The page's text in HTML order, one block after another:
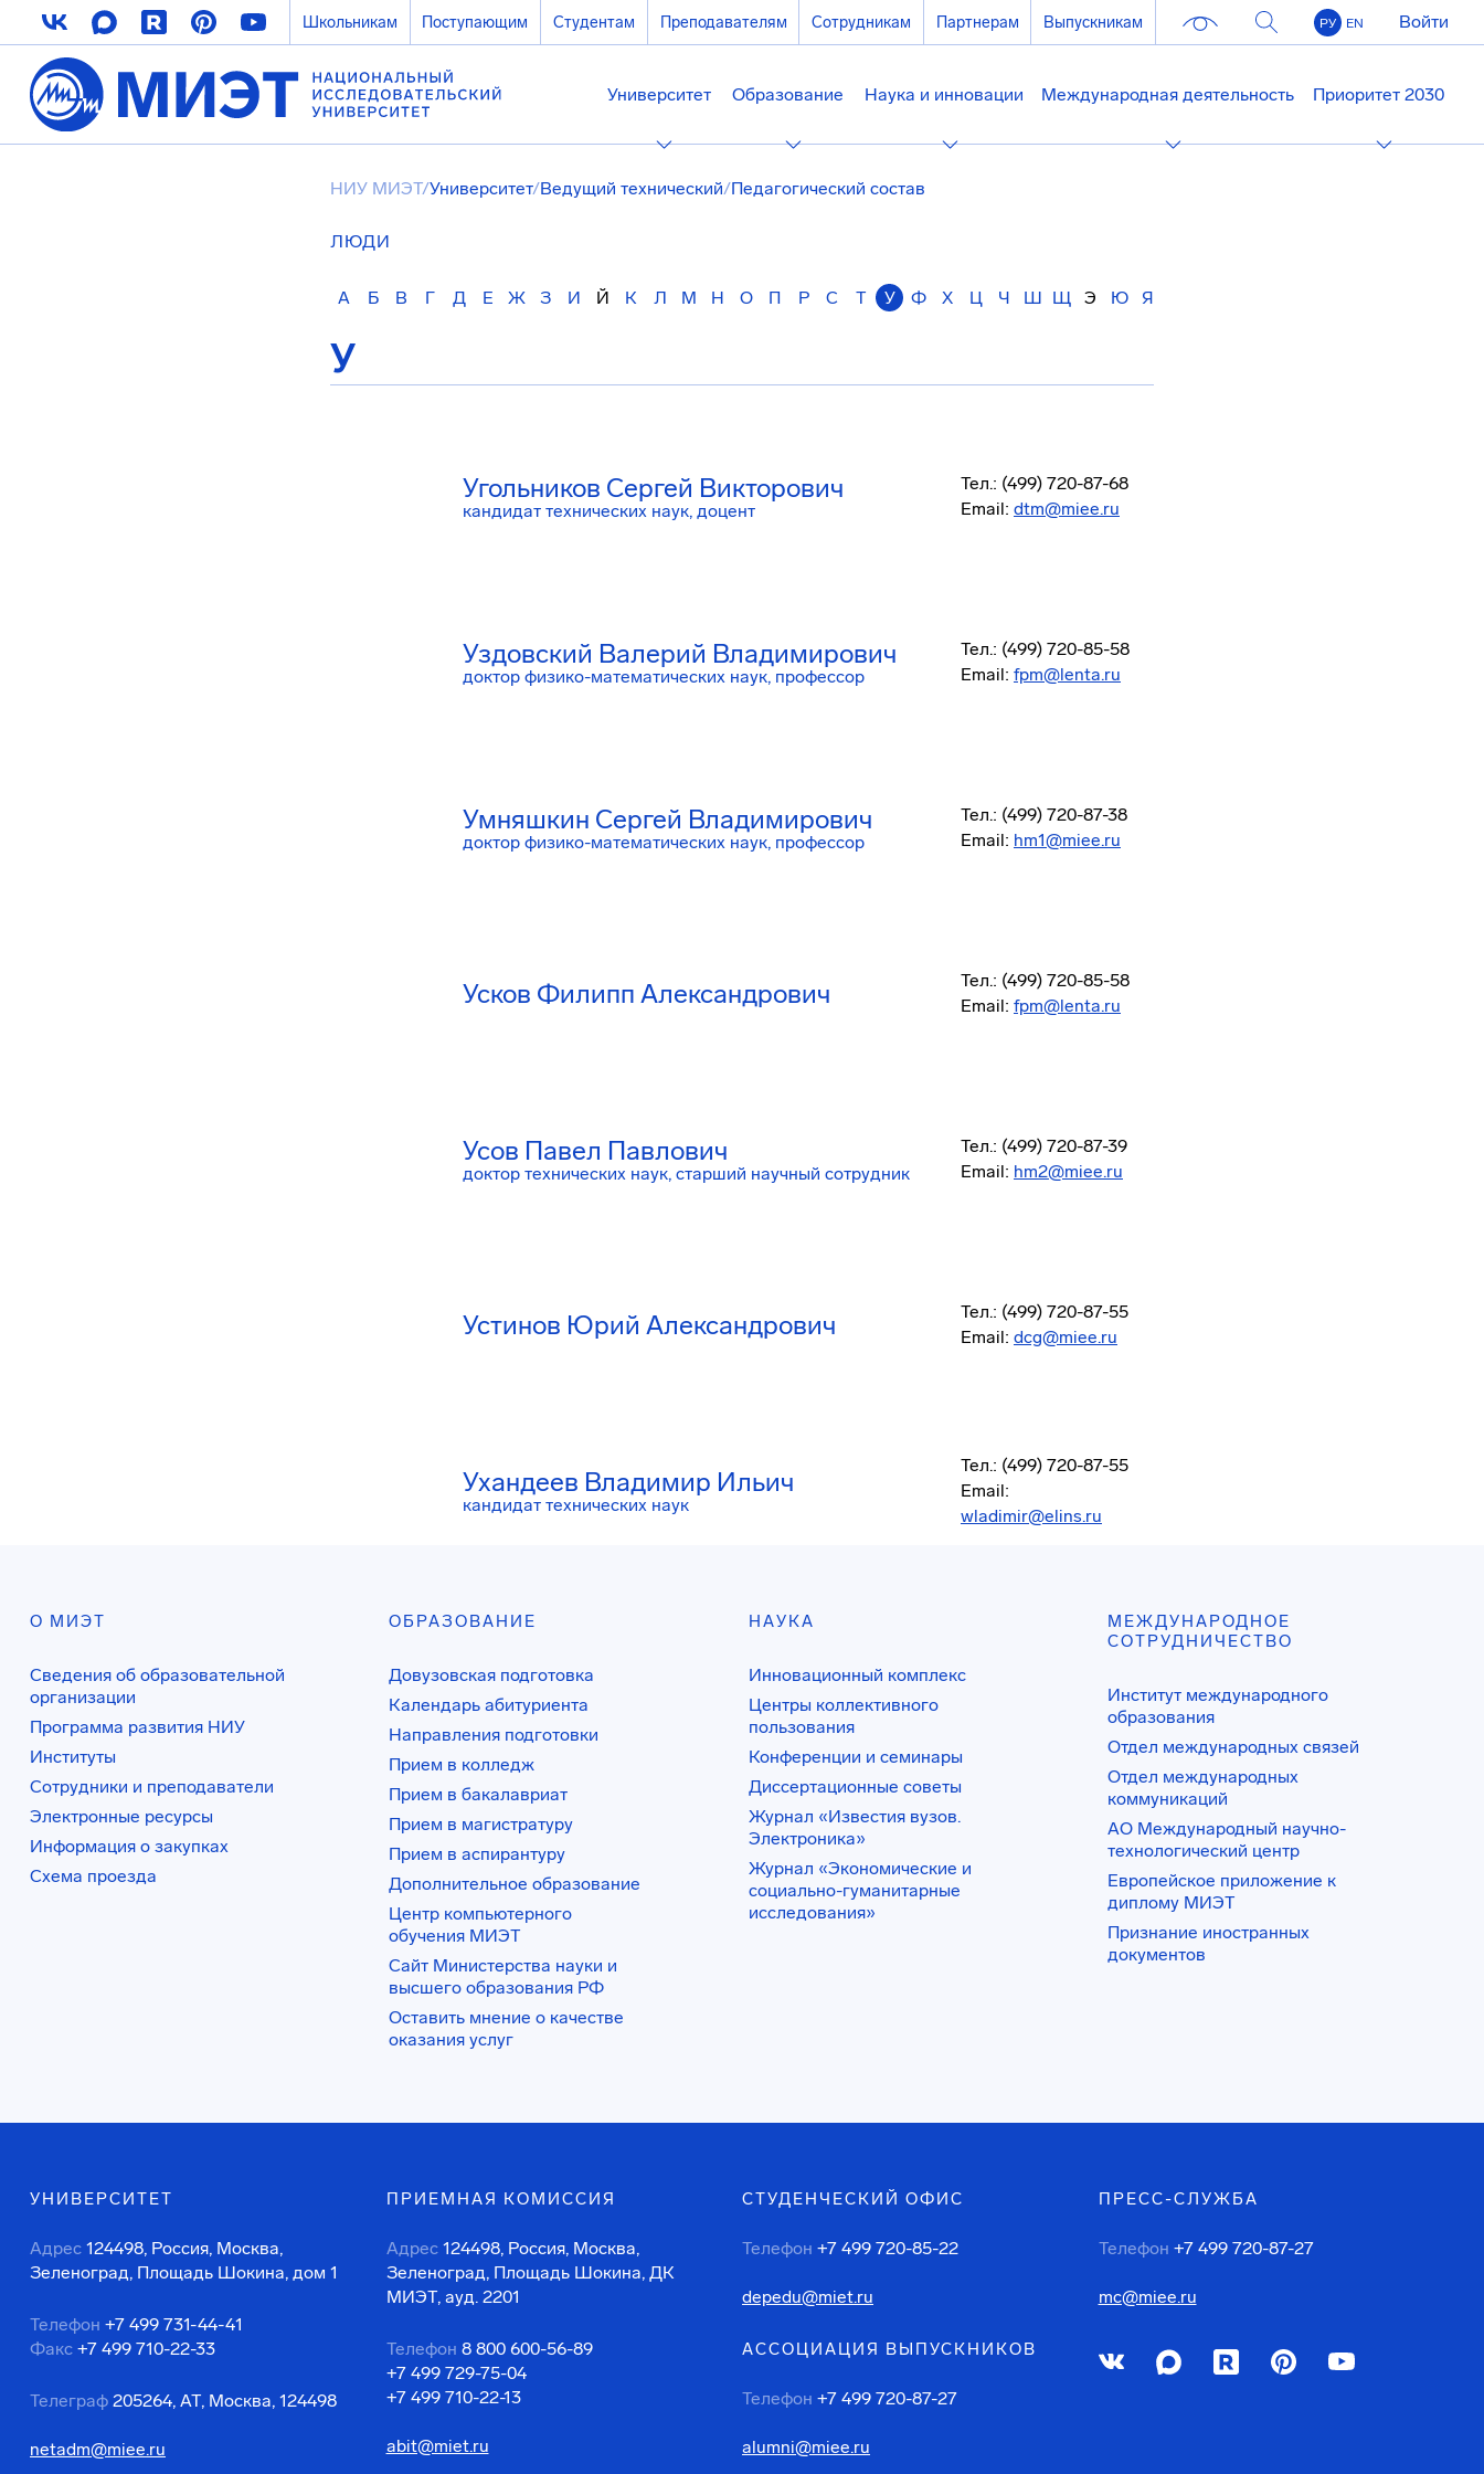
Школьникам Поступающим Студентам Преподавателям Сотрудникам Партнерам Выпускникам РУ EN Войти
Университет Образование Наука и инновации Международная деятельность Приоритет 2030
НИУ МИЭТ/Университет/Ведущий технический/Педагогический состав
ЛЮДИ
А Б В Г Д Е Ж З И Й К Л М Н О П Р С Т У Ф Х Ц Ч Ш Щ Э Ю Я
У
Угольников Сергей Викторович
кандидат технических наук, доцент
Тел.: (499) 720-87-68
Email: dtm@miee.ru
Уздовский Валерий Владимирович
доктор физико-математических наук, профессор
Тел.: (499) 720-85-58
Email: fpm@lenta.ru
Умняшкин Сергей Владимирович
доктор физико-математических наук, профессор
Тел.: (499) 720-87-38
Email: hm1@miee.ru
Усков Филипп Александрович
Тел.: (499) 720-85-58
Email: fpm@lenta.ru
Усов Павел Павлович
доктор технических наук, старший научный сотрудник
Тел.: (499) 720-87-39
Email: hm2@miee.ru
Устинов Юрий Александрович
Тел.: (499) 720-87-55
Email: dcg@miee.ru
Ухандеев Владимир Ильич
кандидат технических наук
Тел.: (499) 720-87-55
Email:
wladimir@elins.ru
О МИЭТ
Сведения об образовательной
организации
Программа развития НИУ
Институты
Сотрудники и преподаватели
Электронные ресурсы
Информация о закупках
Схема проезда
ОБРАЗОВАНИЕ
Довузовская подготовка
Календарь абитуриента
Направления подготовки
Прием в колледж
Прием в бакалавриат
Прием в магистратуру
Прием в аспирантуру
Дополнительное образование
Центр компьютерного
обучения МИЭТ
Сайт Министерства науки и
высшего образования РФ
Оставить мнение о качестве
оказания услуг
НАУКА
Инновационный комплекс
Центры коллективного
пользования
Конференции и семинары
Диссертационные советы
Журнал «Известия вузов.
Электроника»
Журнал «Экономические и
социально-гуманитарные
исследования»
МЕЖДУНАРОДНОЕ
СОТРУДНИЧЕСТВО
Институт международного
образования
Отдел международных связей
Отдел международных
коммуникаций
АО Международный научно-
технологический центр
Европейское приложение к
диплому МИЭТ
Признание иностранных
документов
УНИВЕРСИТЕТ
Адрес 124498, Россия, Москва,
Зеленоград, Площадь Шокина, дом 1
Телефон +7 499 731-44-41
Факс +7 499 710-22-33
Телеграф 205264, АТ, Москва, 124498
netadm@miee.ru
ПРИЕМНАЯ КОМИССИЯ
Адрес 124498, Россия, Москва,
Зеленоград, Площадь Шокина, ДК
МИЭТ, ауд. 2201
Телефон 8 800 600-56-89
+7 499 729-75-04
+7 499 710-22-13
abit@miet.ru
СТУДЕНЧЕСКИЙ ОФИС
Телефон +7 499 720-85-22
depedu@miet.ru
АССОЦИАЦИЯ ВЫПУСКНИКОВ
Телефон +7 499 720-87-27
alumni@miee.ru
ПРЕСС-СЛУЖБА
Телефон +7 499 720-87-27
mc@miee.ru